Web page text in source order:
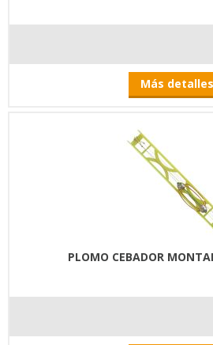
Más detalles
PLOMO CEBADOR